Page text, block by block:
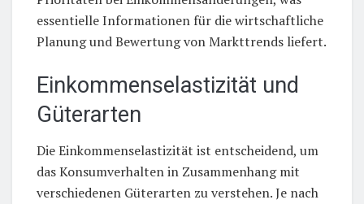
essentielle Informationen für die wirtschaftliche
Planung und Bewertung von Markttrends liefert.
Einkommenselastizität und
Güterarten
Die Einkommenselastizität ist entscheidend, um
das Konsumverhalten in Zusammenhang mit
verschiedenen Güterarten zu verstehen. Je nach